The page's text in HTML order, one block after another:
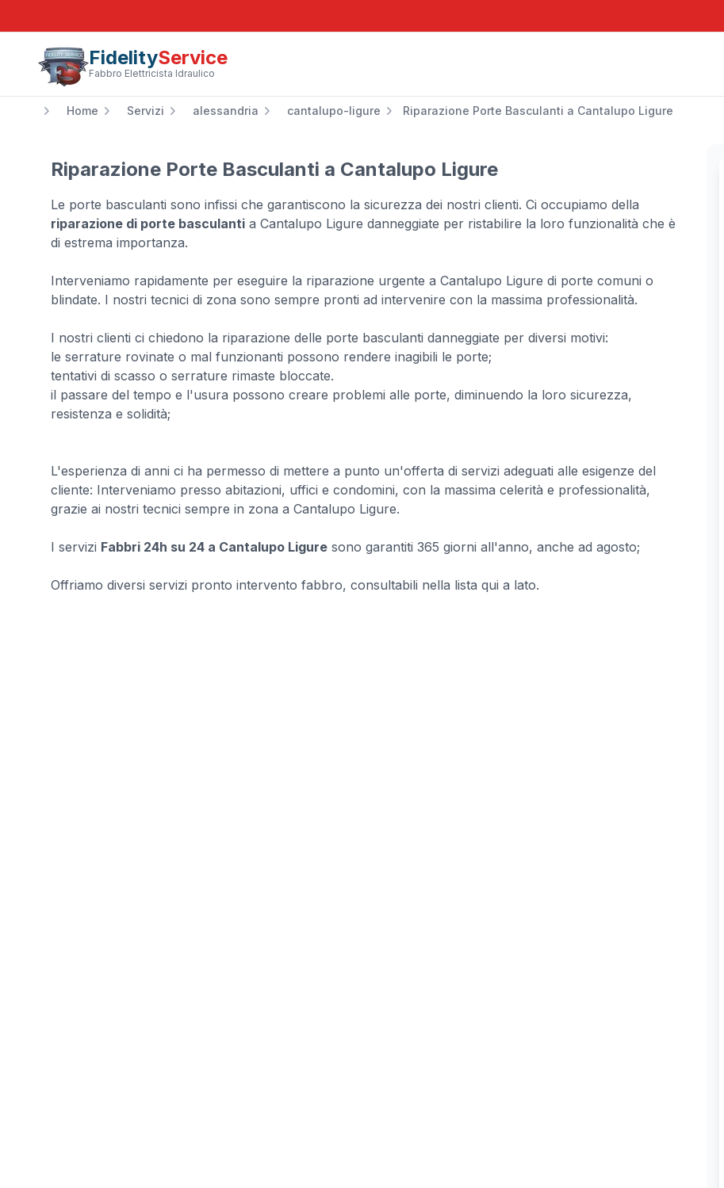
FidelityService
Fabbro Elettricista Idraulico
Home Servizi alessandria cantalupo-ligure Riparazione Porte Basculanti a Cantalupo Ligure
Riparazione Porte Basculanti a Cantalupo Ligure
Le porte basculanti sono infissi che garantiscono la sicurezza dei nostri clienti. Ci occupiamo della
riparazione di porte basculanti a Cantalupo Ligure danneggiate per ristabilire la loro funzionalità che è
di estrema importanza.
Interveniamo rapidamente per eseguire la riparazione urgente a Cantalupo Ligure di porte comuni o
blindate. I nostri tecnici di zona sono sempre pronti ad intervenire con la massima professionalità.
I nostri clienti ci chiedono la riparazione delle porte basculanti danneggiate per diversi motivi:
le serrature rovinate o mal funzionanti possono rendere inagibili le porte;
tentativi di scasso o serrature rimaste bloccate.
il passare del tempo e l'usura possono creare problemi alle porte, diminuendo la loro sicurezza,
resistenza e solidità;
L'esperienza di anni ci ha permesso di mettere a punto un'offerta di servizi adeguati alle esigenze del
cliente: Interveniamo presso abitazioni, uffici e condomini, con la massima celerità e professionalità,
grazie ai nostri tecnici sempre in zona a Cantalupo Ligure.
I servizi Fabbri 24h su 24 a Cantalupo Ligure sono garantiti 365 giorni all'anno, anche ad agosto;
Offriamo diversi servizi pronto intervento fabbro, consultabili nella lista qui a lato.